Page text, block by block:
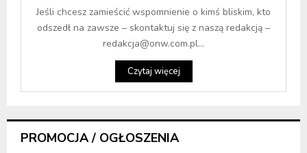
Jeśli chcesz zamieścić wspomnienie o kimś bliskim, kto
odszedł na zawsze – skontaktuj się z naszą redakcją –
redakcja@onw.com.pl...
Czytaj więcej
PROMOCJA / OGŁOSZENIA